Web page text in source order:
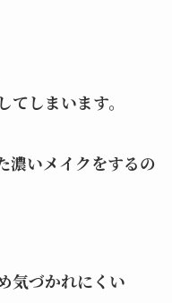
しまいます。
濃いメイクをするの
気づかれにくい